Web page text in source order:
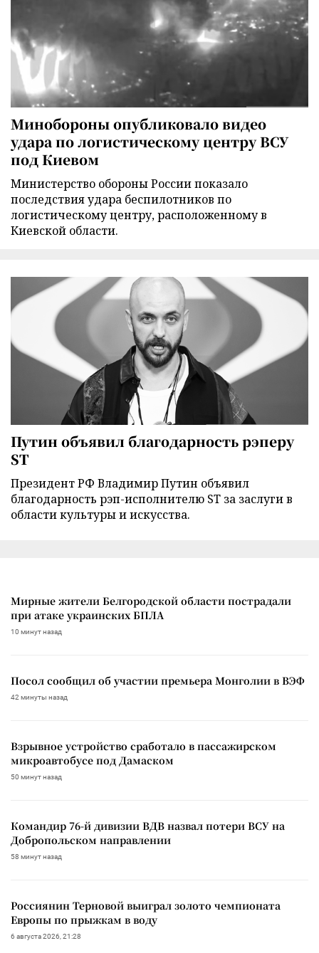
Минобороны опубликовало видео
удара по логистическому центру ВСУ
под Киевом
Министерство обороны России показало
последствия удара беспилотников по
логистическому центру, расположенному в
Киевской области.
Путин объявил благодарность рэперу
ST
Президент РФ Владимир Путин объявил
благодарность рэп-исполнителю ST за заслуги в
области культуры и искусства.
Мирные жители Белгородской области пострадали
при атаке украинских БПЛА
10 минут назад
Посол сообщил об участии премьера Монголии в ВЭФ
42 минуты назад
Взрывное устройство сработало в пассажирском
микроавтобусе под Дамаском
50 минут назад
Командир 76-й дивизии ВДВ назвал потери ВСУ на
Добропольском направлении
58 минут назад
Россиянин Терновой выиграл золото чемпионата
Европы по прыжкам в воду
6 августа 2026, 21:28